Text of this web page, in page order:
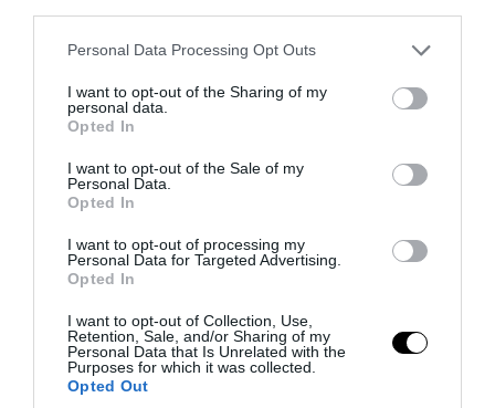
Please note that this website/app uses one or more Google
not limited to your visit or usage behaviour. You may click to
grant or deny consent to Google and its third-party tags to
use your data for below specified purposes in below Google
consent section.
Personal Data Processing Opt Outs
I want to opt-out of the Sharing of my
personal data.
Opted In
I want to opt-out of the Sale of my
Personal Data.
Opted In
I want to opt-out of processing my
Personal Data for Targeted Advertising.
Opted In
I want to opt-out of Collection, Use,
Retention, Sale, and/or Sharing of my
Personal Data that Is Unrelated with the
Purposes for which it was collected.
Opted Out
PRONEWS.GR /ΥΓΕΙΑ
Τέλος στην τριχόπτωση! Το Νο1 φυσικό
σετ για άνδρες & γυναίκες με redensyl &
βότανα – Τώρα με ΔΩΡΟ!
07.08.2026 | 16:20